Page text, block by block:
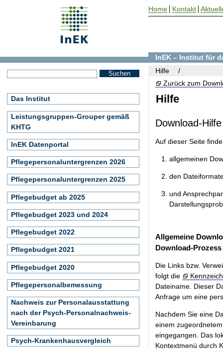
Hilfe
Zurück zum
Download-Hilfe
Auf dieser Seite
allgemeinen
den
und
Allgemeine
Download-Prozess
Die Links bzw.
folgt die
Dateiname. Dieser
Anfrage um eine
Nachdem Sie eine
einem
eingegangen. Das
Kontextmenü durch
InEK – Institut für
Hilfe
Das Institut
Leistungsgruppen-Grouper gemäß
KHTG
InEK Datenportal
Pflegepersonaluntergrenzen 2026
Pflegepersonaluntergrenzen 2025
Pflegebudget ab 2025
Pflegebudget 2023 und 2024
Pflegebudget 2022
Pflegebudget 2021
Pflegebudget 2020
Pflegepersonalbemessung
Nachweis zur Personalausstattung
nach der Psych-Personalnachweis-
Vereinbarung
Psych-Krankenhausvergleich
Home Kontakt